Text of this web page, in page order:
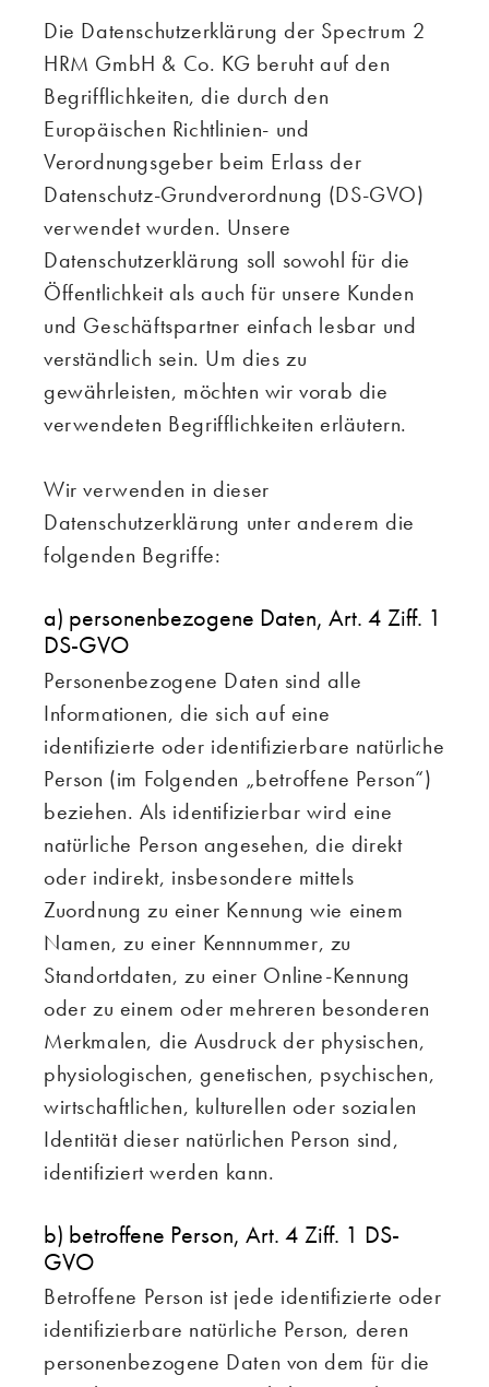
Die Datenschutzerklärung der Spectrum 2
HRM GmbH & Co. KG beruht auf den
Begrifflichkeiten, die durch den
Europäischen Richtlinien- und
Verordnungsgeber beim Erlass der
Datenschutz-Grundverordnung (DS-GVO)
verwendet wurden. Unsere
Datenschutzerklärung soll sowohl für die
Öffentlichkeit als auch für unsere Kunden
und Geschäftspartner einfach lesbar und
verständlich sein. Um dies zu
gewährleisten, möchten wir vorab die
verwendeten Begrifflichkeiten erläutern.
Wir verwenden in dieser
Datenschutzerklärung unter anderem die
folgenden Begriffe:
a) personenbezogene Daten, Art. 4 Ziff. 1
DS-GVO
Personenbezogene Daten sind alle
Informationen, die sich auf eine
identifizierte oder identifizierbare natürliche
Person (im Folgenden „betroffene Person“)
beziehen. Als identifizierbar wird eine
natürliche Person angesehen, die direkt
oder indirekt, insbesondere mittels
Zuordnung zu einer Kennung wie einem
Namen, zu einer Kennnummer, zu
Standortdaten, zu einer Online-Kennung
oder zu einem oder mehreren besonderen
Merkmalen, die Ausdruck der physischen,
physiologischen, genetischen, psychischen,
wirtschaftlichen, kulturellen oder sozialen
Identität dieser natürlichen Person sind,
identifiziert werden kann.
b) betroffene Person, Art. 4 Ziff. 1 DS-
GVO
Betroffene Person ist jede identifizierte oder
identifizierbare natürliche Person, deren
personenbezogene Daten von dem für die